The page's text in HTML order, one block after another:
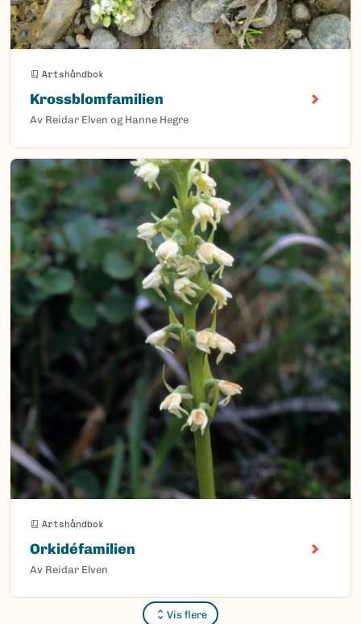
Artshåndbok
Krossblomfamilien
Av Reidar Elven og Hanne Hegre
Artshåndbok
Orkidéfamilien
Av Reidar Elven
Vis flere